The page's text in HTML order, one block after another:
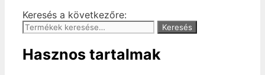
Keresés a következőre:
Keresés
Hasznos tartalmak